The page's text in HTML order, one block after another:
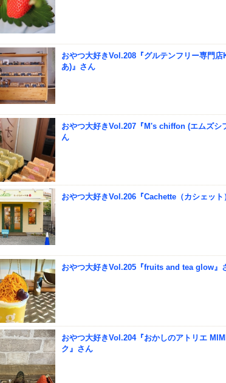
おやつ大好きVol.208『グルテンフリー専門店
あ)』さん
おやつ大好きVol.207『M's chiffon (エムズシ
ん
おやつ大好きVol.206『Cachette（カシェット
おやつ大好きVol.205『fruits and tea glow』
おやつ大好きVol.204『おかしのアトリエ
ク』さん